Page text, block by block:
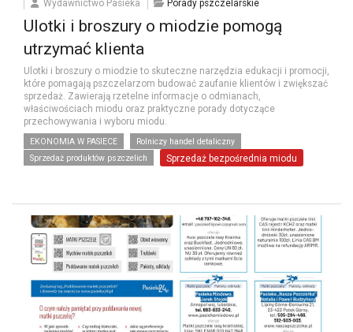
Wydawnictwo Pasieka Porady pszczelarskie
Ulotki i broszury o miodzie pomogą
utrzymać klienta
Ulotki i broszury o miodzie to skuteczne narzędzia edukacji i promocji,
które pomagają pszczelarzom budować zaufanie klientów i zwiększać
sprzedaż. Zawierają rzetelne informacje o odmianach,
właściwościach miodu oraz praktyczne porady dotyczące
przechowywania i wyboru miodu.
EKONOMIA W PASIECE
Rolniczy handel detaliczny
Sprzedaż produktów pszczelich
Sprzedaż bezpośrednia miodu